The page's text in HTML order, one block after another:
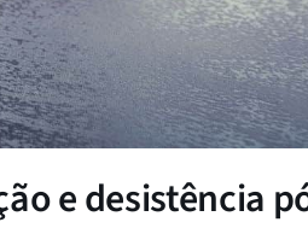
e desistência